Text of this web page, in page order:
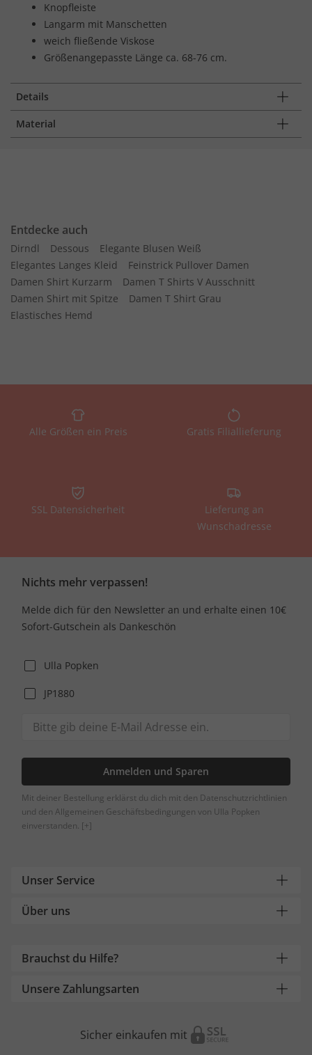
Knopfleiste
Langarm mit Manschetten
weich fließende Viskose
Größenangepasste Länge ca. 68-76 cm.
Details
Material
Entdecke auch
Dirndl Dessous
Elegante Blusen Weiß
Elegantes Langes Kleid
Feinstrick Pullover Damen
Damen Shirt Kurzarm
Damen T Shirts V Ausschnitt
Damen Shirt mit Spitze
Damen T Shirt Grau
Elastisches Hemd
Alle Größen ein Preis Gratis Filiallieferung
SSL Datensicherheit
Lieferung an
Wunschadresse
Nichts mehr verpassen!
Melde dich für den Newsletter an und erhalte einen 10€
Sofort-Gutschein als Dankeschön
Ulla Popken
JP1880
Anmelden und Sparen
Mit deiner Bestellung erklärst du dich mit den Datenschutzrichtlinien
und den Allgemeinen Geschäftsbedingungen von Ulla Popken
einverstanden. [+]
Unser Service
Über uns
Brauchst du Hilfe?
Unsere Zahlungsarten
Sicher einkaufen mit